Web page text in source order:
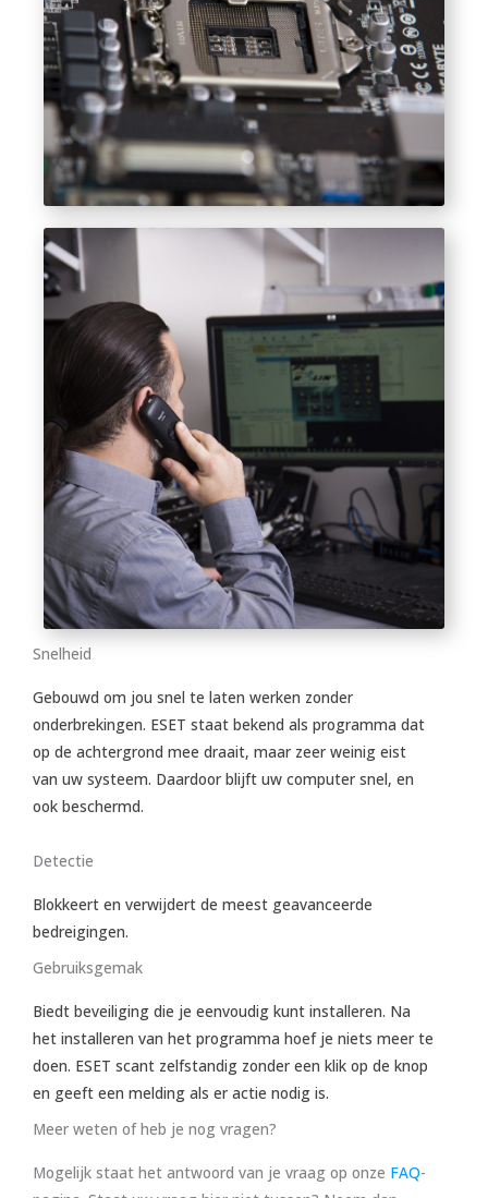
Snelheid
Gebouwd om jou snel te laten werken zonder
onderbrekingen. ESET staat bekend als programma dat
op de achtergrond mee draait, maar zeer weinig eist
van uw systeem. Daardoor blijft uw computer snel, en
ook beschermd.
Detectie
Blokkeert en verwijdert de meest geavanceerde
bedreigingen.
Gebruiksgemak
Biedt beveiliging die je eenvoudig kunt installeren. Na
het installeren van het programma hoef je niets meer te
doen. ESET scant zelfstandig zonder een klik op de knop
en geeft een melding als er actie nodig is.
Meer weten of heb je nog vragen?
Mogelijk staat het antwoord van je vraag op onze FAQ-